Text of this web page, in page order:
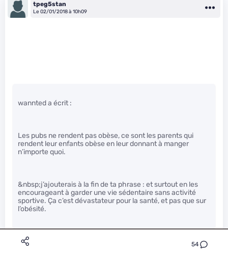
54
tpeg5stan
Le 02/01/2018 à 10h09
wannted a écrit :
Les pubs ne rendent pas obèse, ce sont les parents qui
rendent leur enfants obèse en leur donnant à manger
n’importe quoi.
&nbsp;j’ajouterais à la fin de ta phrase : et surtout en les
encourageant à garder une vie sédentaire sans activité
sportive. Ça c’est dévastateur pour la santé, et pas que sur
l’obésité.